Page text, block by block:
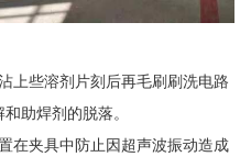
上些溶剂片刻后再毛刷刷洗电路
助焊剂的脱落。
在夹具中防止因超声波振动造成